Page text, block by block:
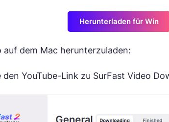
Herunterladen für Win
auf dem Mac herunterzuladen:
den YouTube-Link zu SurFast Video